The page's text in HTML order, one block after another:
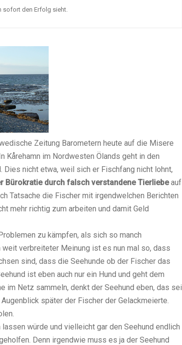
sofort den Erfolg sieht.
Zeitung Barometern heute auf die Misere
Kårehamn im Nordwesten Ölands geht in den
nicht etwa, weil sich er Fischfang nicht lohnt,
Bürokratie durch falsch verstandene Tierliebeauf
Tatsache die Fischer mit irgendwelchen Berichten
mehr richtig zum arbeiten und damit Geld
zu kämpfen, als sich so manch
verbreiteter Meinung ist es nun mal so, dass
sind, dass die Seehunde ob der Fischer das
ist eben auch nur ein Hund und geht dem
im Netz sammeln, denkt der Seehund eben, das sei
später der Fischer der Gelackmeierte.
würde und vielleicht gar den Seehund endlich
Denn irgendwie muss es ja der Seehund